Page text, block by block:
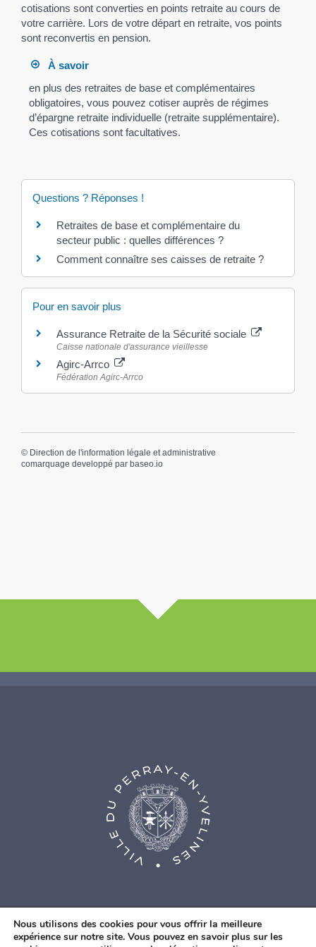
cotisations sont converties en points retraite au cours de
votre carrière. Lors de votre départ en retraite, vos points
sont reconvertis en pension.
À savoir
en plus des retraites de base et complémentaires
obligatoires, vous pouvez cotiser auprès de régimes
d’épargne retraite individuelle (retraite supplémentaire).
Ces cotisations sont facultatives.
Questions ? Réponses !
Retraites de base et complémentaire du
secteur public : quelles différences ?
Comment connaître ses caisses de retraite ?
Pour en savoir plus
Assurance Retraite de la Sécurité sociale
Caisse nationale d'assurance vieillesse
Agirc-Arrco
Fédération Agirc-Arrco
© Direction de l'information légale et administrative
comarquage developpé par baseo.io
Nous utilisons des cookies pour vous offrir la meilleure
expérience sur notre site. Vous pouvez en savoir plus sur les